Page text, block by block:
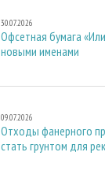
30.07.2026
Офсетная бумага
новыми именами
09.07.2026
Отходы фанерного
стать грунтом для